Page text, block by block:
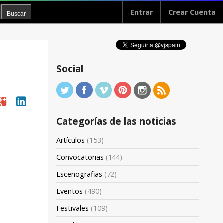
Entrar Crear Cuenta
linkedin
Social
Categorías de las noticias
Artículos (153)
Convocatorias (144)
Escenografias (72)
Eventos (490)
Festivales (109)